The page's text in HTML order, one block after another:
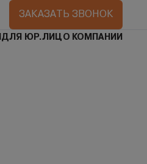
ЗАКАЗАТЬ ЗВОНОК
ДЛЯ ЮР.ЛИЦ О КОМПАНИИ